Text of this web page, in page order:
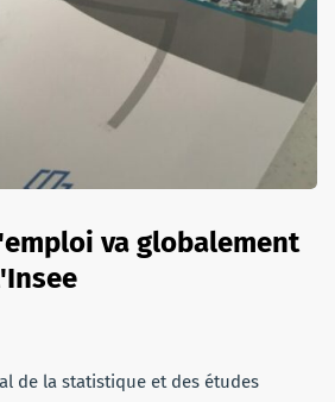
va globalement
de la statistique et des études